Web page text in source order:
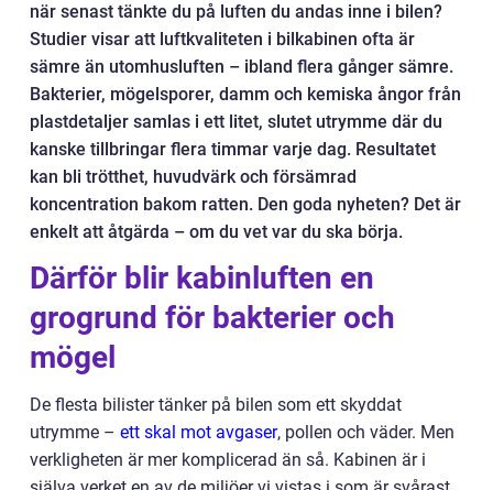
när senast tänkte du på luften du andas inne i bilen?
Studier visar att luftkvaliteten i bilkabinen ofta är
sämre än utomhusluften – ibland flera gånger sämre.
Bakterier, mögelsporer, damm och kemiska ångor från
plastdetaljer samlas i ett litet, slutet utrymme där du
kanske tillbringar flera timmar varje dag. Resultatet
kan bli trötthet, huvudvärk och försämrad
koncentration bakom ratten. Den goda nyheten? Det är
enkelt att åtgärda – om du vet var du ska börja.
Därför blir kabinluften en
grogrund för bakterier och
mögel
De flesta bilister tänker på bilen som ett skyddat
utrymme – ett skal mot avgaser, pollen och väder. Men
verkligheten är mer komplicerad än så. Kabinen är i